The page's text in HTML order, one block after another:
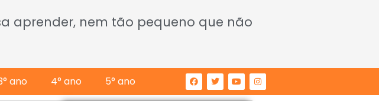
aprender, nem tão pequeno que não
ano 4° ano 5° ano